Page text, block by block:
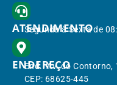
ATENDIMENTO
Segunda à Sexta de
ENDEREÇO
End.: Av. do
CEP: 68625-445